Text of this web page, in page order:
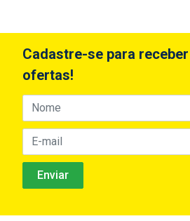
Cadastre-se para
ofertas!